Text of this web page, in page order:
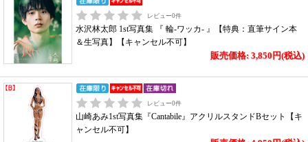
レビュー0件
水沢林太郎 1st写真集 『 輪-ワッカ- 』【特典：直筆サイン本
＆生写真】【キャンセル不可】
販売価格: 3,850円(税込)
レビュー0件
山崎あみ1st写真集『Cantabile』アクリルスタンドBセット【キ
ャンセル不可】